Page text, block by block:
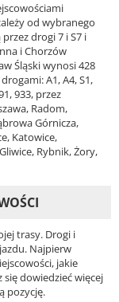
od wybranego
drogi 7 i S7 i
i Chorzów
Śląski wynosi 428
A1, A4, S1,
933, przez
Radom,
Górnicza,
Katowice,
Rybnik, Żory,
trasy. Drogi i
Najpierw
jakie
się dowiedzieć więcej
pozycję.